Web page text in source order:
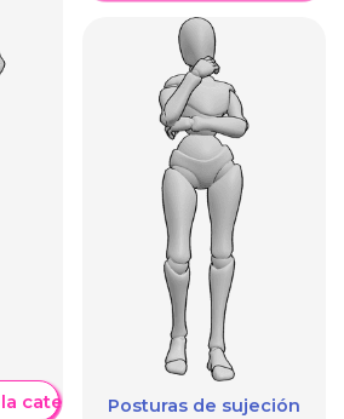
categoríaPosturas de sujeción